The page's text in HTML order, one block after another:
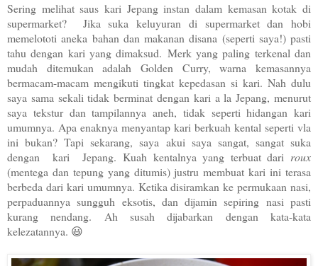
Sering melihat saus kari Jepang instan dalam kemasan kotak di
supermarket? Jika suka keluyuran di supermarket dan hobi
memelototi aneka bahan dan makanan disana (seperti saya!) pasti
tahu dengan kari yang dimaksud. Merk yang paling terkenal dan
mudah ditemukan adalah Golden Curry, warna kemasannya
bermacam-macam mengikuti tingkat kepedasan si kari. Nah dulu
saya sama sekali tidak berminat dengan kari a la Jepang, menurut
saya tekstur dan tampilannya aneh, tidak seperti hidangan kari
umumnya. Apa enaknya menyantap kari berkuah kental seperti vla
ini bukan? Tapi sekarang, saya akui saya sangat, sangat suka
dengan kari Jepang. Kuah kentalnya yang terbuat dari roux
(mentega dan tepung yang ditumis) justru membuat kari ini terasa
berbeda dari kari umumnya. Ketika disiramkan ke permukaan nasi,
perpaduannya sungguh eksotis, dan dijamin sepiring nasi pasti
kurang nendang. Ah susah dijabarkan dengan kata-kata
kelezatannya. 😃